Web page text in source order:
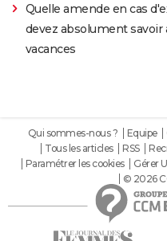
Quelle amende en cas
devez absolument savoir
vacances
Qui sommes-nous ? Equipe
Tous les articles
RSS
Paramétrer les cookies
Gérer
© 2026